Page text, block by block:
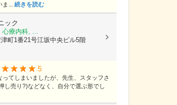
ま... 続きを読む
ック
心療内科, ...
町1番21号江坂中央ビル5階
5
ってしまいましたが、先生、スタッフさ
し売り?)などなく、自分で選ぶ形でし